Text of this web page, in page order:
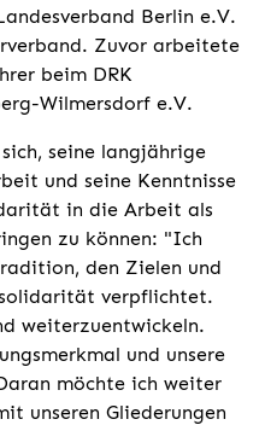
Berlin e.V.
Zuvor arbeitete
beim DRK
Wilmersdorf e.V.
seine langjährige
und seine Kenntnisse
in die Arbeit als
zu können: "Ich
den Zielen und
verpflichtet.
weiterzuentwickeln.
und unsere
möchte ich weiter
unseren Gliederungen